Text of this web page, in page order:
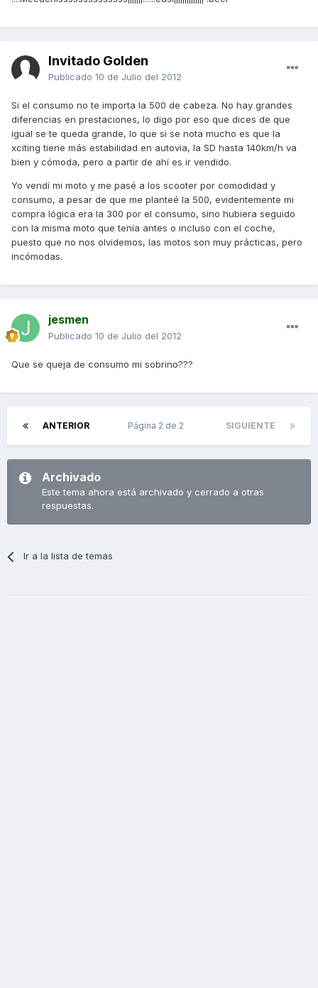
Invitado Golden
Publicado 10 de Julio del 2012
Si el consumo no te importa la 500 de cabeza. No hay grandes
diferencias en prestaciones, lo digo por eso que dices de que
igual se te queda grande, lo que si se nota mucho es que la
xciting tiene más estabilidad en autovia, la SD hasta 140km/h va
bien y cómoda, pero a partir de ahí es ir vendido.
Yo vendí mi moto y me pasé a los scooter por comodidad y
consumo, a pesar de que me planteé la 500, evidentemente mi
compra lógica era la 300 por el consumo, sino hubiera seguido
con la misma moto que tenía antes o incluso con el coche,
puesto que no nos olvidemos, las motos son muy prácticas, pero
incómodas.
jesmen
Publicado 10 de Julio del 2012
Que se queja de consumo mi sobrino???
ANTERIOR SIGUIENTE
Página 2 de 2
Archivado
Este tema ahora está archivado y cerrado a otras
respuestas.
Ir a la lista de temas